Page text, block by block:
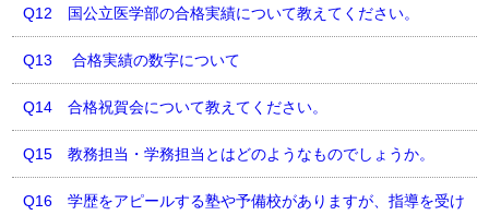
Q12 国公立医学部の合格実績について教えてください。
Q13 合格実績の数字について
Q14 合格祝賀会について教えてください。
Q15 教務担当・学務担当とはどのようなものでしょうか。
Q16 学歴をアピールする塾や予備校がありますが、指導を受け